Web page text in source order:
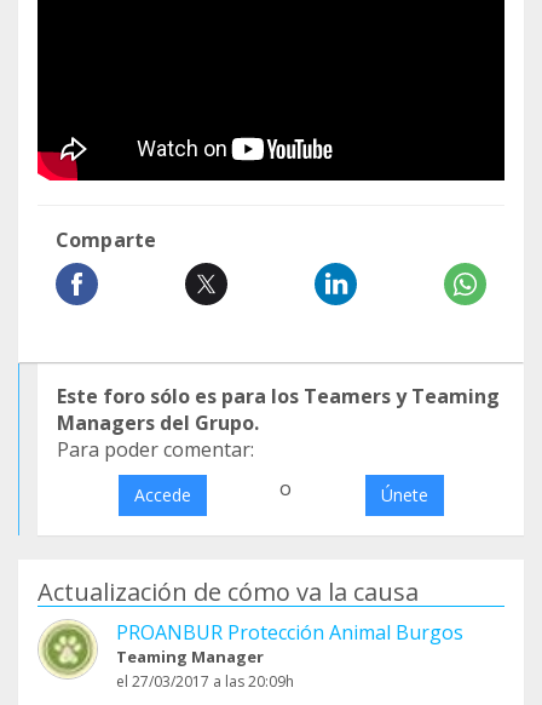
Comparte
Este foro sólo es para los Teamers y Teaming
Managers del Grupo.
Para poder comentar:
Accede o Únete
Actualización de cómo va la causa
PROANBUR Protección Animal Burgos
Teaming Manager
el 27/03/2017 a las 20:09h